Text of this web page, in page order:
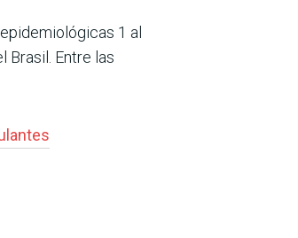
1 al
Brasil. Entre las